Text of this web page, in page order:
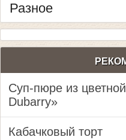
Разное
Суп-пюре из
Dubarry»
Кабачковый торт